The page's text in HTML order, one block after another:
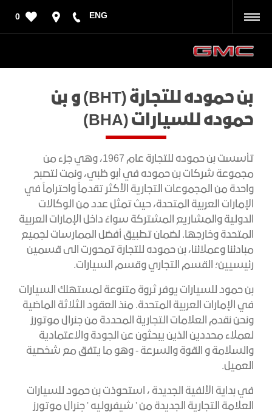
ENG
0
بن حموده للتجارة (BHT) و بن
حموده للسيارات (BHA)
تأسست بن حموده للتجارة عام 1967، وهي جزء من
مجموعة شركات بن حموده في أبو ظبي، ونمت لتصبح
واحدة من المجموعات التجارية الأكثر تقدماً واحتراماً في
الإمارات العربية المتحدة، حيث تمثل عدد من الوكالات
الدولية والمشاريع المشتركة سواءً داخل الإمارات العربية
المتحدة وخارجها. لضمان تطبيق أفضل الممارسات لجميع
مبادئنا وعملائنا، بن حموده للتجارة تمحورت الى قسمين
رئيسيين؛ القسم التجاري وقسم السيارات.
بن حمود للسيارات يوفر ثروة متنوعة لمستهلك السيارات
في الإمارات العربية المتحدة. منذ العقود الثلاثة الماضية
ونحن نقدم العلامات التجارية المحددة من جنرال موتورز
لعملاء محددين الذين يبحثون عن الجودة والاعتمادية
والسلامة و القوة والسرعة - وهو ما يتفق مع شخصية
العميل.
في بداية الألفية الجديدة ، استحوذت بن حمود للسيارات
العلامة التجارية الجديدة من ' شيفروليه ' جنرال موتورز